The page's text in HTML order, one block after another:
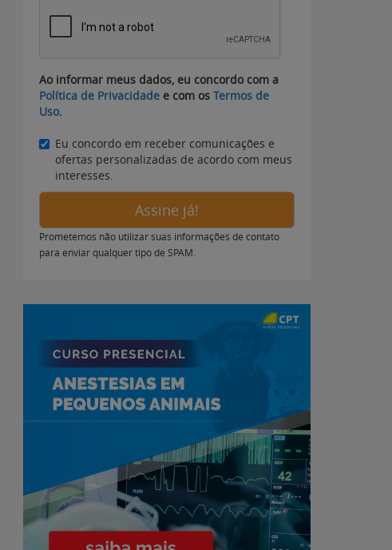
Ao informar meus dados, eu concordo com a
Política de Privacidade e com os Termos de
Uso.
Eu concordo em receber comunicações e
ofertas personalizadas de acordo com meus
interesses.
Assine já!
Prometemos não utilizar suas informações de contato
para enviar qualquer tipo de SPAM.